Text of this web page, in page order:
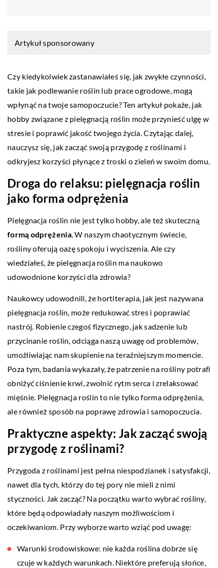
Artykuł sponsorowany
Czy kiedykolwiek zastanawiałeś się, jak zwykłe czynności,
takie jak podlewanie roślin lub prace ogrodowe, mogą
wpłynąć na twoje samopoczucie? Ten artykuł pokaże, jak
hobby związane z pielęgnacją roślin może przynieść ulgę w
stresie i poprawić jakość twojego życia. Czytając dalej,
nauczysz się, jak zacząć swoją przygodę z roślinami i
odkryjesz korzyści płynące z troski o zieleń w swoim domu.
Droga do relaksu: pielęgnacja roślin
jako forma odprężenia
Pielęgnacja roślin nie jest tylko hobby, ale też skuteczną
formą odprężenia. W naszym chaotycznym świecie,
rośliny oferują oazę spokoju i wyciszenia. Ale czy
wiedziałeś, że pielęgnacja roślin ma naukowo
udowodnione korzyści dla zdrowia?
Naukowcy udowodnili, że hortiterapia, jak jest nazywana
pielęgnacja roślin, może redukować stres i poprawiać
nastrój. Robienie czegoś fizycznego, jak sadzenie lub
przycinanie roślin, odciąga naszą uwagę od problemów,
umożliwiając nam skupienie na teraźniejszym momencie.
Poza tym, badania wykazały, że patrzenie na rośliny potrafi
obniżyć ciśnienie krwi, zwolnić rytm serca i zrelaksować
mięśnie. Pielęgnacja roślin to nie tylko forma odprężenia,
ale również sposób na poprawę zdrowia i samopoczucia.
Praktyczne aspekty: Jak zacząć swoją
przygodę z roślinami?
Przygoda z roślinami jest pełna niespodzianek i satysfakcji,
nawet dla tych, którzy do tej pory nie mieli z nimi
styczności. Jak zacząć? Na początku warto wybrać rośliny,
które będą odpowiadały naszym możliwościom i
oczekiwaniom. Przy wyborze warto wziąć pod uwagę:
Warunki środowiskowe: nie każda roślina dobrze się
czuje w każdych warunkach. Niektóre preferują słońce,